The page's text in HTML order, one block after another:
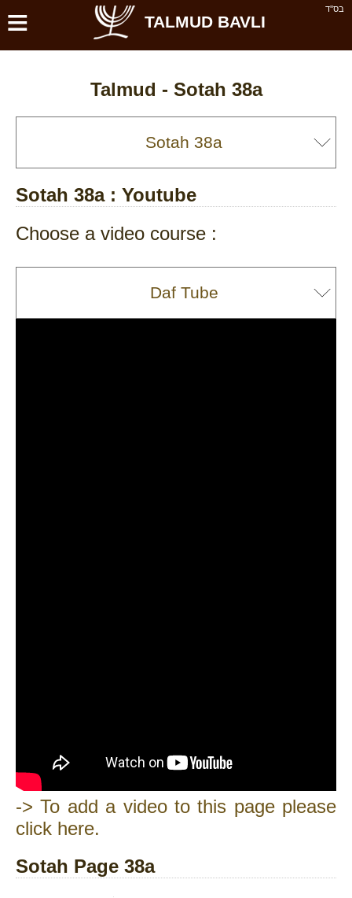
בס''ד ≡ TALMUD BAVLI
Talmud - Sotah 38a
Sotah 38a: Youtube
Choose a video course :
-> To add a video to this page please
click here.
Sotah Page 38a